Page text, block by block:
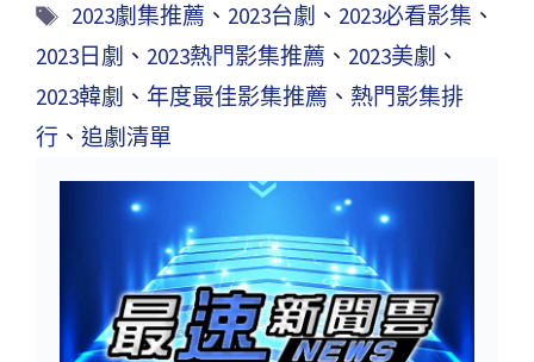
2023劇集推薦 、 2023台劇 、 2023必看影集 、
2023日劇 、 2023熱門影集推薦 、 2023美劇 、
2023韓劇 、 年度最佳影集推薦 、 熱門影集排
行 、 追劇清單